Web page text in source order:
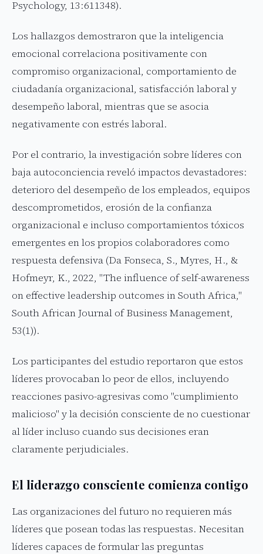
Psychology, 13:611348).
Los hallazgos demostraron que la inteligencia
emocional correlaciona positivamente con
compromiso organizacional, comportamiento de
ciudadanía organizacional, satisfacción laboral y
desempeño laboral, mientras que se asocia
negativamente con estrés laboral.
Por el contrario, la investigación sobre líderes con
baja autoconciencia reveló impactos devastadores:
deterioro del desempeño de los empleados, equipos
descomprometidos, erosión de la confianza
organizacional e incluso comportamientos tóxicos
emergentes en los propios colaboradores como
respuesta defensiva (Da Fonseca, S., Myres, H., &
Hofmeyr, K., 2022, "The influence of self-awareness
on effective leadership outcomes in South Africa,"
South African Journal of Business Management,
53(1)).
Los participantes del estudio reportaron que estos
líderes provocaban lo peor de ellos, incluyendo
reacciones pasivo-agresivas como "cumplimiento
malicioso" y la decisión consciente de no cuestionar
al líder incluso cuando sus decisiones eran
claramente perjudiciales.
El liderazgo consciente comienza contigo
Las organizaciones del futuro no requieren más
líderes que posean todas las respuestas. Necesitan
líderes capaces de formular las preguntas